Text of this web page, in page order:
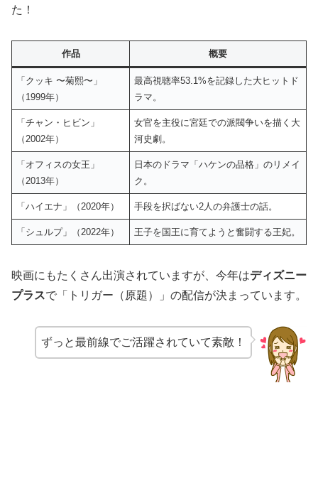
た！
作品 概要
「クッキ 〜菊熙〜」
（1999年）
最高視聴率53.1%を記録した大ヒットド
ラマ。
「チャン・ヒビン」
（2002年）
女官を主役に宮廷での派閥争いを描く大
河史劇。
「オフィスの女王」
（2013年）
日本のドラマ「ハケンの品格」のリメイ
ク。
「ハイエナ」（2020年） 手段を択ばない2人の弁護士の話。
「シュルプ」（2022年） 王子を国王に育てようと奮闘する王妃。
映画にもたくさん出演されていますが、今年はディズニー
プラスで「トリガー（原題）」の配信が決まっています。
ずっと最前線でご活躍されていて素敵！